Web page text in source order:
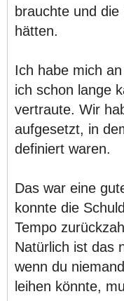
brauchte und
hätten.
Ich habe mich
ich schon lange
vertraute. Wir
aufgesetzt, in
definiert waren.
Das war eine
konnte die
Tempo
Natürlich ist das
wenn du
leihen könnte,